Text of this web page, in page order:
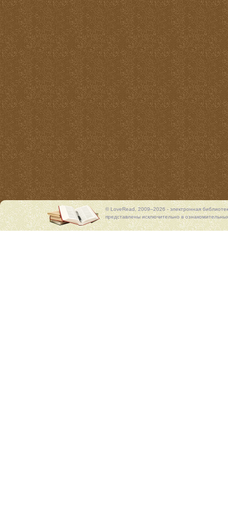
© LoveRead, 2009–2026 - электронная
представлены исключительно в